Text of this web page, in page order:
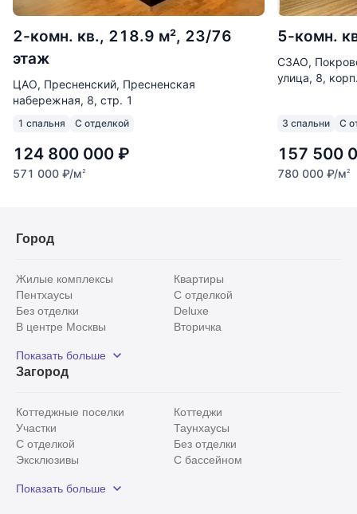
2-комн. кв., 218.9 м², 23/76
этаж
ЦАО, Пресненский, Пресненская
набережная, 8, стр. 1
1 спальня С отделкой
124 800 000 ₽
571 000 ₽/м2
5-комн.
СЗАО,
улица, 8,
3 спальни С
157 500
780 000 ₽/м2
Город
Жилые комплексы
Квартиры
Пентхаусы
С отделкой
Без отделки
Deluxe
В центре Москвы
Вторичка
Рядом с парком
С панорамными окнами
Показать больше
Загород
Коттеджные поселки
Коттеджи
Участки
Таунхаусы
С отделкой
Без отделки
Эксклюзивы
С бассейном
Красногорский район
Показать больше